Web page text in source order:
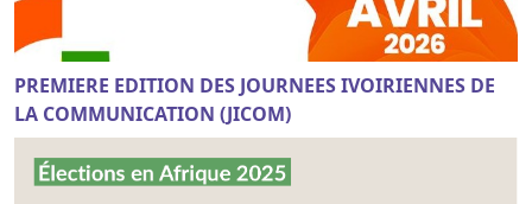
PREMIERE EDITION DES JOURNEES IVOIRIENNES DE
LA COMMUNICATION (JICOM)